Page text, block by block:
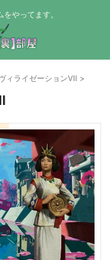
やってます。
ィライゼーションⅦ >